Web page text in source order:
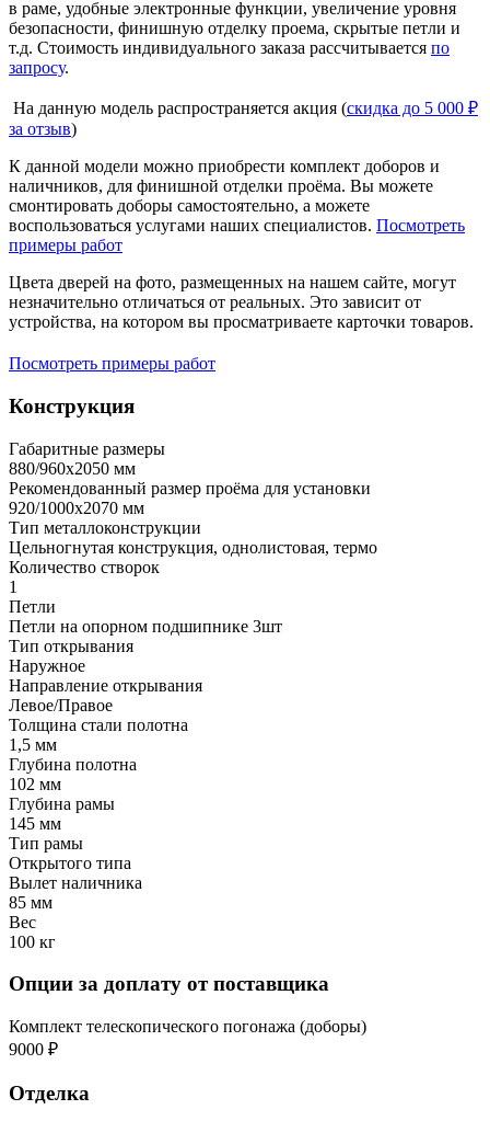
в раме, удобные электронные функции, увеличение уровня
безопасности, финишную отделку проема, скрытые петли и
т.д. Стоимость индивидуального заказа рассчитывается по
запросу.
На данную модель распространяется акция (скидка до 5 000 ₽
за отзыв)
К данной модели можно приобрести комплект доборов и
наличников, для финишной отделки проёма. Вы можете
смонтировать доборы самостоятельно, а можете
воспользоваться услугами наших специалистов. Посмотреть
примеры работ
Цвета дверей на фото, размещенных на нашем сайте, могут
незначительно отличаться от реальных. Это зависит от
устройства, на котором вы просматриваете карточки товаров.
Посмотреть примеры работ
Конструкция
Габаритные размеры
880/960х2050 мм
Рекомендованный размер проёма для установки
920/1000х2070 мм
Тип металлоконструкции
Цельногнутая конструкция, однолистовая, термо
Количество створок
1
Петли
Петли на опорном подшипнике 3шт
Тип открывания
Наружное
Направление открывания
Левое/Правое
Толщина стали полотна
1,5 мм
Глубина полотна
102 мм
Глубина рамы
145 мм
Тип рамы
Открытого типа
Вылет наличника
85 мм
Вес
100 кг
Опции за доплату от поставщика
Комплект телескопического погонажа (доборы)
9000 ₽
Отделка